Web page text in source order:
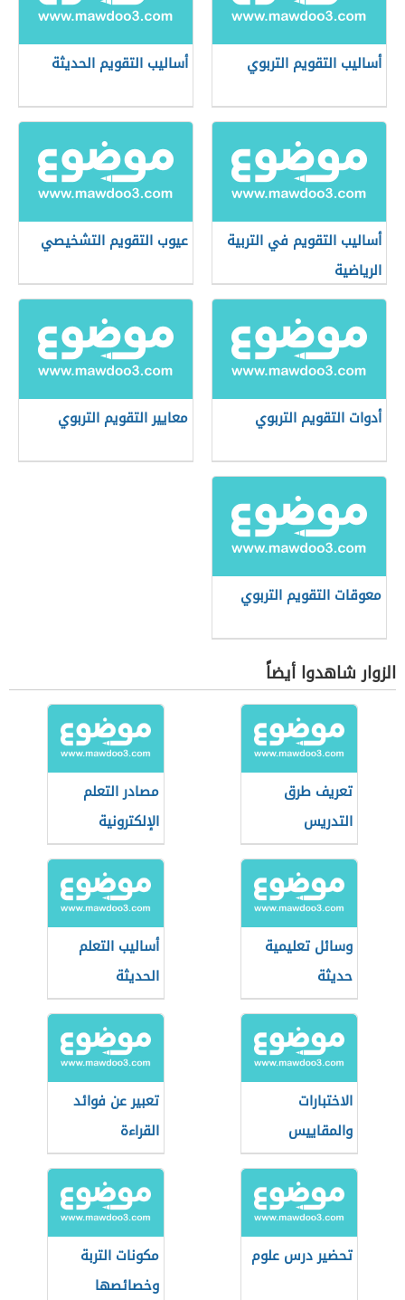
أساليب التقويم التربوي أساليب التقويم الحديثة
أساليب التقويم في التربية
الرياضية
عيوب التقويم التشخيصي
أدوات التقويم التربوي معايير التقويم التربوي
معوقات التقويم التربوي
الزوار شاهدوا أيضاً
تعريف طرق
التدريس
مصادر التعلم
الإلكترونية
وسائل تعليمية
حديثة
أساليب التعلم
الحديثة
الاختبارات
والمقاييس
التربوية
تعبير عن فوائد
القراءة
تحضير درس علوم
مكونات التربة
وخصائصها